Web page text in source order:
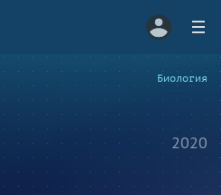
Биология
2020